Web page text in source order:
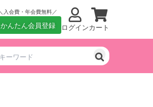
入会費・年会費無料
かんたん会員登録 ログインカート